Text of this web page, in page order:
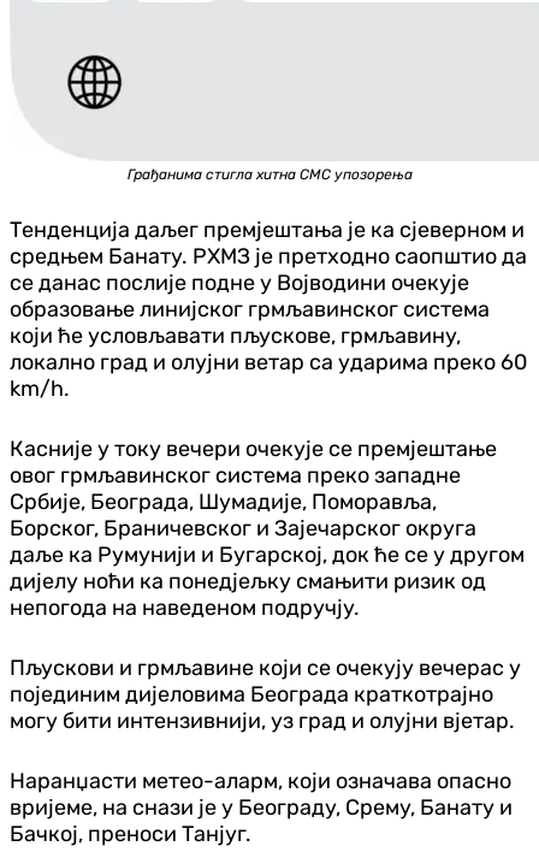
Грађанима стигла хитна СМС упозорења
Тенденција даљег премјештања је ка сјеверном и
средњем Банату. РХМЗ је претходно саопштио да
се данас послије подне у Војводини очекује
образовање линијског грмљавинског система
који ће условљавати пљускове, грмљавину,
локално град и олујни ветар са ударима преко 60
km/h.
Касније у току вечери очекује се премјештање
овог грмљавинског система преко западне
Србије, Београда, Шумадије, Поморавља,
Борског, Браничевског и Зајечарског округа
даље ка Румунији и Бугарској, док ће се у другом
дијелу ноћи ка понедјељку смањити ризик од
непогода на наведеном подручју.
Пљускови и грмљавине који се очекују вечерас у
појединим дијеловима Београда краткотрајно
могу бити интензивнији, уз град и олујни вјетар.
Наранџасти метео-аларм, који означава опасно
вријеме, на снази је у Београду, Срему, Банату и
Бачкој, преноси Танјуг.